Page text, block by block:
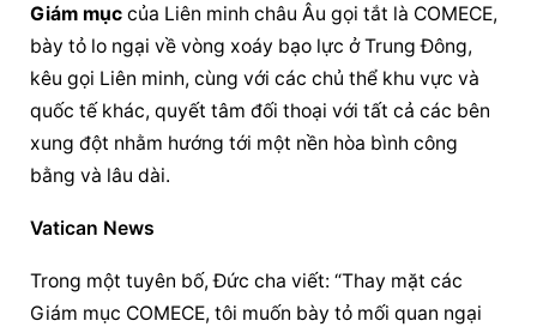
Giám mục của Liên minh châu Âu gọi tắt là COMECE,
bày tỏ lo ngại về vòng xoáy bạo lực ở Trung Đông,
kêu gọi Liên minh, cùng với các chủ thể khu vực và
quốc tế khác, quyết tâm đối thoại với tất cả các bên
xung đột nhằm hướng tới một nền hòa bình công
bằng và lâu dài.
Vatican News
Trong một tuyên bố, Đức cha viết: “Thay mặt các
Giám mục COMECE, tôi muốn bày tỏ mối quan ngại